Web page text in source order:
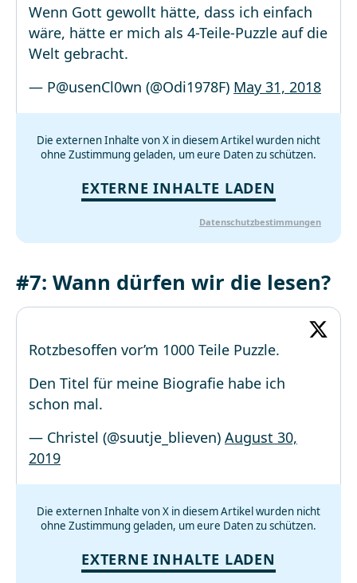
Wenn Gott gewollt hätte, dass ich einfach
wäre, hätte er mich als 4-Teile-Puzzle auf die
Welt gebracht.
— P@usenCl0wn (@Odi1978F) May 31, 2018
Die externen Inhalte von X in diesem Artikel wurden nicht
ohne Zustimmung geladen, um eure Daten zu schützen.
EXTERNE INHALTE LADEN
Datenschutzbestimmungen
#7: Wann dürfen wir die lesen?
Rotzbesoffen vor’m 1000 Teile Puzzle.
Den Titel für meine Biografie habe ich
schon mal.
— Christel (@suutje_blieven) August 30,
2019
Die externen Inhalte von X in diesem Artikel wurden nicht
ohne Zustimmung geladen, um eure Daten zu schützen.
EXTERNE INHALTE LADEN